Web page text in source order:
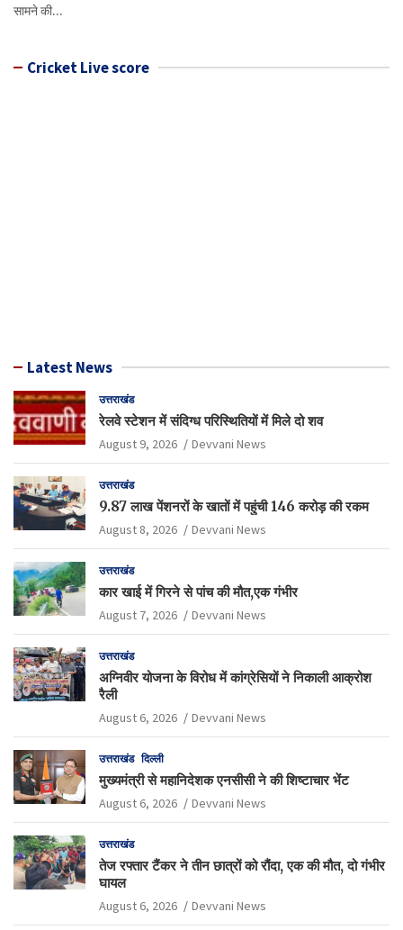
सामने की…
Cricket Live score
Latest News
उत्तराखंड
रेलवे स्टेशन में संदिग्ध परिस्थितियों में मिले दो शव
August 9, 2026 Devvani News
उत्तराखंड
9.87 लाख पेंशनरों के खातों में पहुंची 146 करोड़ की रकम
August 8, 2026 Devvani News
उत्तराखंड
कार खाई में गिरने से पांच की मौत,एक गंभीर
August 7, 2026 Devvani News
उत्तराखंड
अग्निवीर योजना के विरोध में कांग्रेसियों ने निकाली आक्रोश
रैली
August 6, 2026 Devvani News
उत्तराखंड दिल्ली
मुख्यमंत्री से महानिदेशक एनसीसी ने की शिष्टाचार भेंट
August 6, 2026 Devvani News
उत्तराखंड
तेज रफ्तार टैंकर ने तीन छात्रों को रौंदा, एक की मौत, दो गंभीर
घायल
August 6, 2026 Devvani News